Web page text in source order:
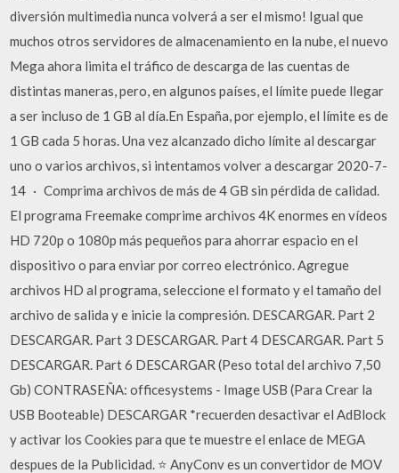
diversión multimedia nunca volverá a ser el mismo! Igual que
muchos otros servidores de almacenamiento en la nube, el nuevo
Mega ahora limita el tráfico de descarga de las cuentas de
distintas maneras, pero, en algunos países, el límite puede llegar
a ser incluso de 1 GB al día.En España, por ejemplo, el límite es de
1 GB cada 5 horas. Una vez alcanzado dicho límite al descargar
uno o varios archivos, si intentamos volver a descargar 2020-7-
14 · Comprima archivos de más de 4 GB sin pérdida de calidad.
El programa Freemake comprime archivos 4K enormes en vídeos
HD 720p o 1080p más pequeños para ahorrar espacio en el
dispositivo o para enviar por correo electrónico. Agregue
archivos HD al programa, seleccione el formato y el tamaño del
archivo de salida y e inicie la compresión. DESCARGAR. Part 2
DESCARGAR. Part 3 DESCARGAR. Part 4 DESCARGAR. Part 5
DESCARGAR. Part 6 DESCARGAR (Peso total del archivo 7,50
Gb) CONTRASEÑA: officesystems - Image USB (Para Crear la
USB Booteable) DESCARGAR *recuerden desactivar el AdBlock
y activar los Cookies para que te muestre el enlace de MEGA
despues de la Publicidad. ⭐ AnyConv es un convertidor de MOV